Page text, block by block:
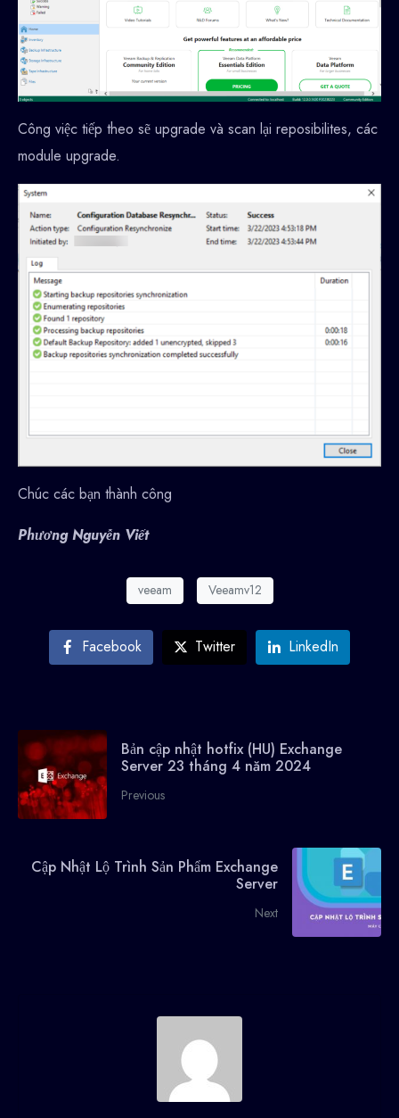
Công việc tiếp theo sẽ upgrade và scan lại reposibilites, các
module upgrade.
Chúc các bạn thành công
Phương Nguyễn Viết
veeam Veeamv12
Facebook Twitter LinkedIn
Bản cập nhật hotfix (HU) Exchange
Server 23 tháng 4 năm 2024
Previous
Cập Nhật Lộ Trình Sản Phẩm Exchange
Server
Next